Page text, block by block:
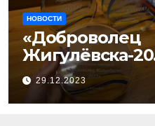
НОВОСТИ
«Доброволец
Жигулёвска-
» 29.12.2023